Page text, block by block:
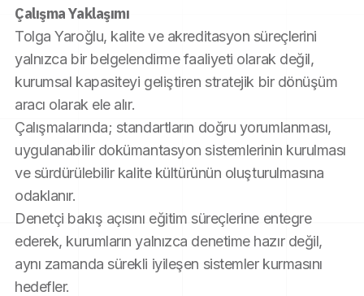
Çalışma Yaklaşımı
Tolga Yaroğlu, kalite ve akreditasyon süreçlerini
yalnızca bir belgelendirme faaliyeti olarak değil,
kurumsal kapasiteyi geliştiren stratejik bir dönüşüm
aracı olarak ele alır.
Çalışmalarında; standartların doğru yorumlanması,
uygulanabilir dokümantasyon sistemlerinin kurulması
ve sürdürülebilir kalite kültürünün oluşturulmasına
odaklanır.
Denetçi bakış açısını eğitim süreçlerine entegre
ederek, kurumların yalnızca denetime hazır değil,
aynı zamanda sürekli iyileşen sistemler kurmasını
hedefler.